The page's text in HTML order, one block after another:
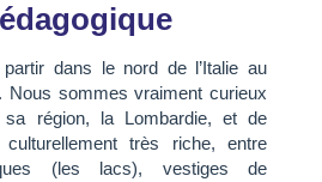
dans le nord de l’Italie au
Nous sommes vraiment curieux
région, la Lombardie, et de
très riche, entre
(les lacs), vestiges de